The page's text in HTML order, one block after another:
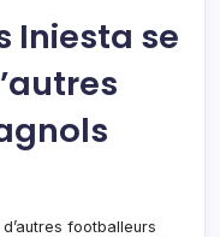
Iniesta se
footballeurs